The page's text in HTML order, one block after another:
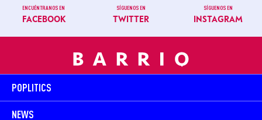
ENCUÉNTRANOS EN
FACEBOOK
SÍGUENOS EN
TWITTER
SÍGUENOS EN
INSTAGRAM
POPLITICS
NEWS